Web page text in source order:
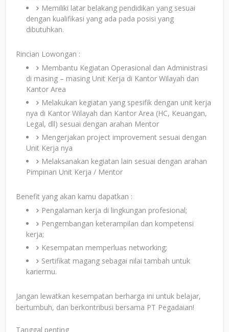
Memiliki latar belakang pendidikan yang sesuai
dengan kualifikasi yang ada pada posisi yang
dibutuhkan.
Rincian Lowongan :
Membantu Kegiatan Operasional dan Administrasi
di masing – masing Unit Kerja di Kantor Wilayah dan
Kantor Area
Melakukan kegiatan yang spesifik dengan unit kerja
nya di Kantor Wilayah dan Kantor Area (HC, Keuangan,
Legal, dll) sesuai dengan arahan Mentor
Mengerjakan project improvement sesuai dengan
Unit Kerja nya
Melaksanakan kegiatan lain sesuai dengan arahan
Pimpinan Unit Kerja / Mentor
Benefit yang akan kamu dapatkan :
Pengalaman kerja di lingkungan profesional;
Pengembangan keterampilan dan kompetensi
kerja;
Kesempatan memperluas networking;
Sertifikat magang sebagai nilai tambah untuk
kariermu.
Jangan lewatkan kesempatan berharga ini untuk belajar,
bertumbuh, dan berkontribusi bersama PT Pegadaian!
Tanggal penting